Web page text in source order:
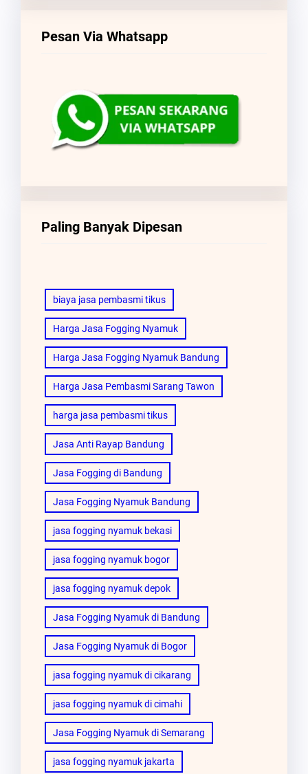
Pesan Via Whatsapp
Paling Banyak Dipesan
biaya jasa pembasmi tikus
Harga Jasa Fogging Nyamuk
Harga Jasa Fogging Nyamuk Bandung
Harga Jasa Pembasmi Sarang Tawon
harga jasa pembasmi tikus
Jasa Anti Rayap Bandung
Jasa Fogging di Bandung
Jasa Fogging Nyamuk Bandung
jasa fogging nyamuk bekasi
jasa fogging nyamuk bogor
jasa fogging nyamuk depok
Jasa Fogging Nyamuk di Bandung
Jasa Fogging Nyamuk di Bogor
jasa fogging nyamuk di cikarang
jasa fogging nyamuk di cimahi
Jasa Fogging Nyamuk di Semarang
jasa fogging nyamuk jakarta